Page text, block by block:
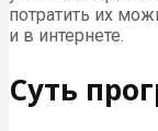
потратить их
и в интернете.
Суть